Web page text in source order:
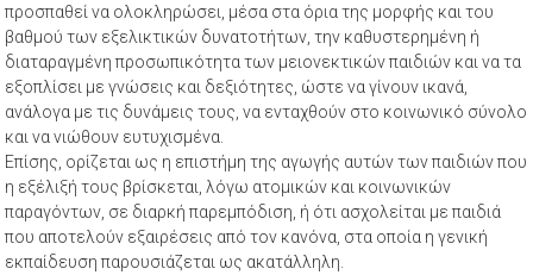
προσπαθεί να ολοκληρώσει, μέσα στα όρια της μορφής και του
βαθμού των εξελικτικών δυνατοτήτων, την καθυστερημένη ή
διαταραγμένη προσωπικότητα των μειονεκτικών παιδιών και να τα
εξοπλίσει με γνώσεις και δεξιότητες, ώστε να γίνουν ικανά,
ανάλογα με τις δυνάμεις τους, να ενταχθούν στο κοινωνικό σύνολο
και να νιώθουν ευτυχισμένα.
Επίσης, ορίζεται ως η επιστήμη της αγωγής αυτών των παιδιών που
η εξέλιξή τους βρίσκεται, λόγω ατομικών και κοινωνικών
παραγόντων, σε διαρκή παρεμπόδιση, ή ότι ασχολείται με παιδιά
που αποτελούν εξαιρέσεις από τον κανόνα, στα οποία η γενική
εκπαίδευση παρουσιάζεται ως ακατάλληλη.